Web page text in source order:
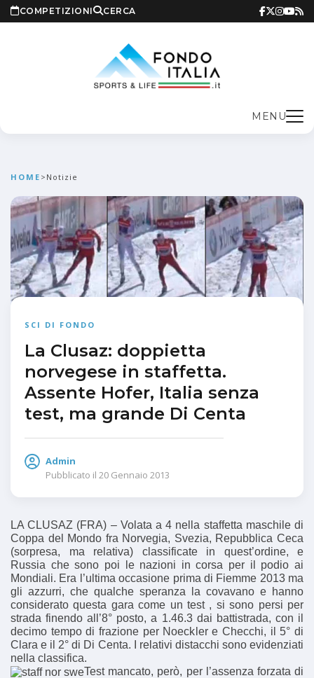
COMPETIZIONI CERCA
MENU
HOME > Notizie
SCI DI FONDO
La Clusaz: doppietta
norvegese in staffetta.
Assente Hofer, Italia senza
test, ma grande Di Centa
Admin
Pubblicato il 20 Gennaio 2013
LA CLUSAZ (FRA) – Volata a 4 nella staffetta maschile di
Coppa del Mondo fra Norvegia, Svezia, Repubblica Ceca
(sorpresa, ma relativa) classificate in quest’ordine, e
Russia che sono poi le nazioni in corsa per il podio ai
Mondiali. Era l’ultima occasione prima di Fiemme 2013 ma
gli azzurri, che qualche speranza la covavano e hanno
considerato questa gara come un test , si sono persi per
strada finendo all’8° posto, a 1.46.3 dai battistrada, con il
decimo tempo di frazione per Noeckler e Checchi, il 5° di
Clara e il 2° di Di Centa. I relativi distacchi sono evidenziati
nella classifica.
Test mancato, però, per l’assenza forzata di